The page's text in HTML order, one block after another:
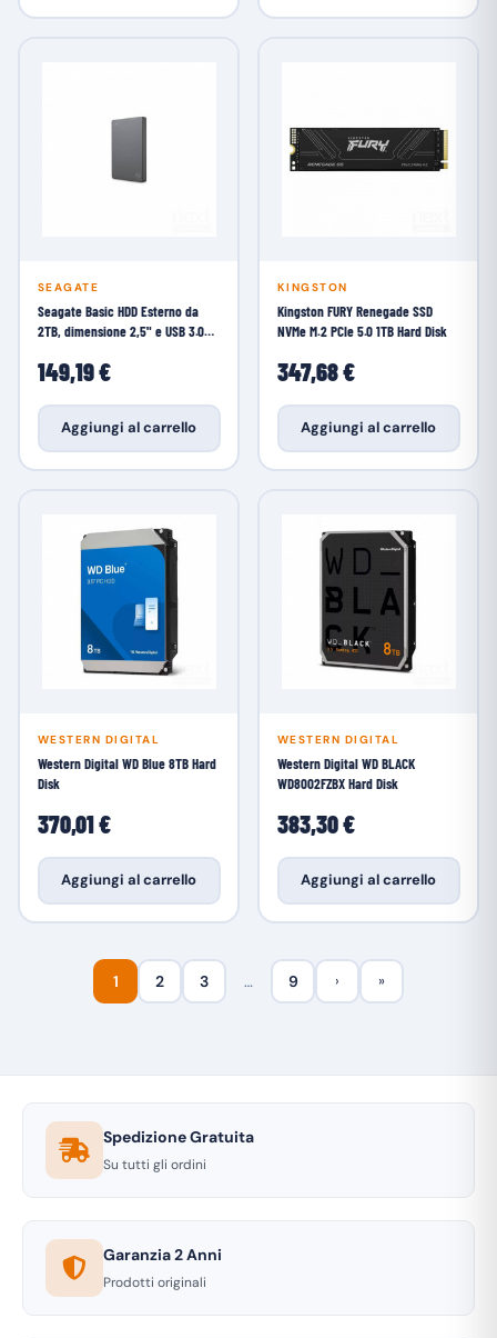
SEAGATE
Seagate Basic HDD Esterno da
2TB, dimensione 2,5" e USB 3.0
149,19 €
Aggiungi al carrello
KINGSTON
Kingston FURY Renegade SSD
NVMe M.2 PCIe 5.0 1TB Hard Disk
347,68 €
Aggiungi al carrello
WESTERN DIGITAL
Western Digital WD Blue 8TB Hard
Disk
370,01 €
Aggiungi al carrello
WESTERN DIGITAL
Western Digital WD BLACK
WD8002FZBX Hard Disk
383,30 €
Aggiungi al carrello
1 2 3 … 9 › »
Spedizione Gratuita
Su tutti gli ordini
Garanzia 2 Anni
Prodotti originali